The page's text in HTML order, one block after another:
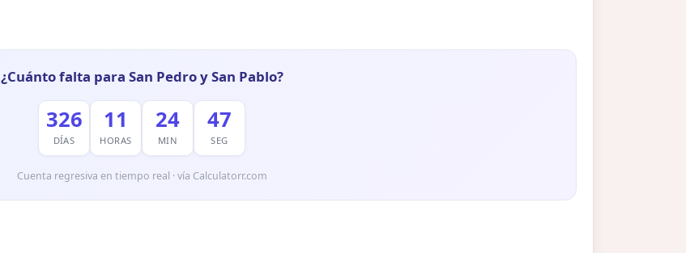
¿Cuánto falta para San Pedro y San Pablo?
326
DÍAS
11
HORAS
24
MIN
46
SEG
Cuenta regresiva en tiempo real · vía Calculatorr.com